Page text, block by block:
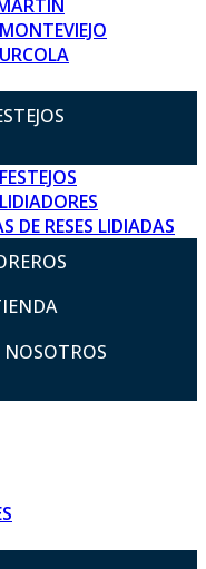
DE RESES LIDIADAS
NOSOTROS